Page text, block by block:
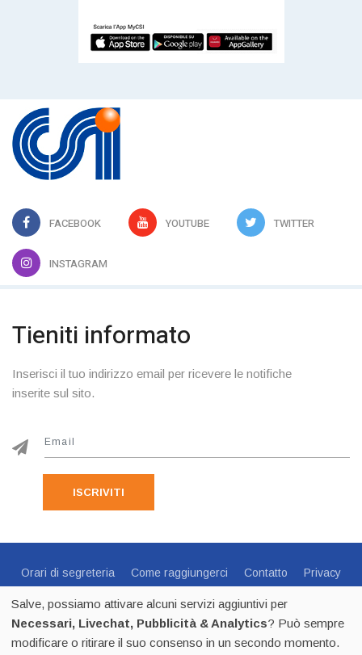
FACEBOOK YOUTUBE TWITTER
INSTAGRAM
Tieniti informato
Inserisci il tuo indirizzo email per ricevere le notifiche
inserite sul sito.
ISCRIVITI
Orari di segreteria Come raggiungerci Contatto
Privacy
Centro Sportivo Italiano Comitato di Trento - via C.Endrici, 20
Trento -0461 1821695- CF 80018840225 - p.iva 02518100223
Salve, possiamo attivare alcuni servizi aggiuntivi per
Necessari, Livechat, Pubblicità & Analytics? Può sempre
modificare o ritirare il suo consenso in un secondo momento.